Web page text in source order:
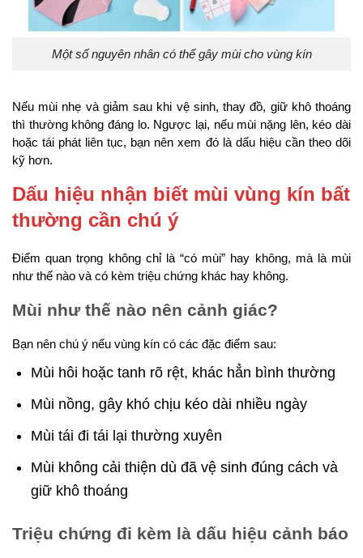
Một số nguyên nhân có thể gây mùi cho vùng kín
Nếu mùi nhẹ và giảm sau khi vệ sinh, thay đồ, giữ khô thoáng
thì thường không đáng lo. Ngược lại, nếu mùi nặng lên, kéo dài
hoặc tái phát liên tục, bạn nên xem đó là dấu hiệu cần theo dõi
kỹ hơn.
Dấu hiệu nhận biết mùi vùng kín bất
thường cần chú ý
Điểm quan trọng không chỉ là “có mùi” hay không, mà là mùi
như thế nào và có kèm triệu chứng khác hay không.
Mùi như thế nào nên cảnh giác?
Bạn nên chú ý nếu vùng kín có các đặc điểm sau:
Mùi hôi hoặc tanh rõ rệt, khác hẳn bình thường
Mùi nồng, gây khó chịu kéo dài nhiều ngày
Mùi tái đi tái lại thường xuyên
Mùi không cải thiện dù đã vệ sinh đúng cách và
giữ khô thoáng
Triệu chứng đi kèm là dấu hiệu cảnh báo